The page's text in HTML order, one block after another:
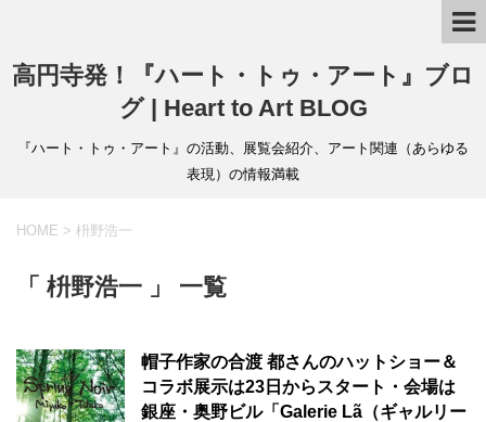
高円寺発！『ハート・トゥ・アート』ブロ
グ | Heart to Art BLOG
『ハート・トゥ・アート』の活動、展覧会紹介、アート関連（あらゆる
表現）の情報満載
HOME > 枡野浩一
「 枡野浩一 」 一覧
帽子作家の合渡 都さんのハットショー＆
コラボ展示は23日からスタート・会場は
銀座・奥野ビル「Galerie Lã（ギャルリー